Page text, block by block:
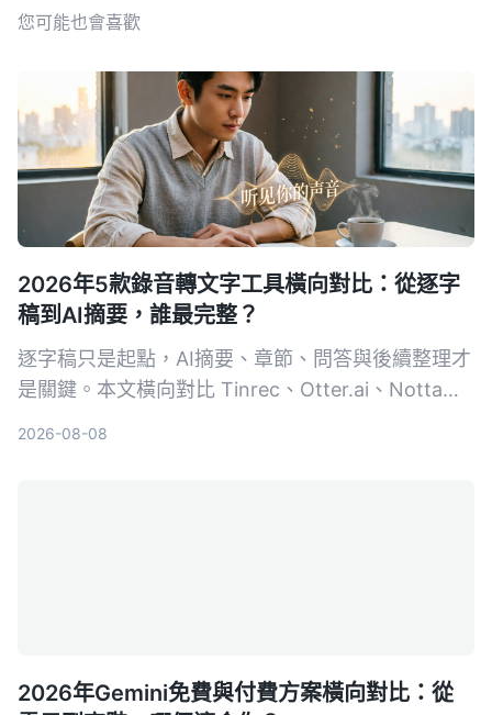
您可能也會喜歡
2026年5款錄音轉文字工具橫向對比：從逐字
稿到AI摘要，誰最完整？
逐字稿只是起點，AI摘要、章節、問答與後續整理才
是關鍵。本文橫向對比 Tinrec、Otter.ai、Notta、
2026-08-08
2026年Gemini免費與付費方案橫向對比：從